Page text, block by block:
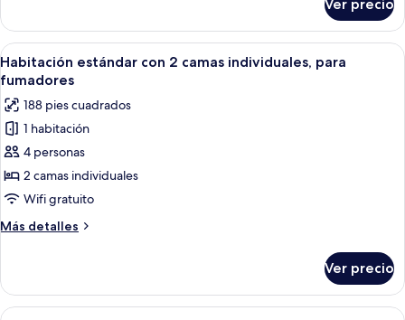
doble,
para
fumadores
Ver precio
Abrir
todas
las
fotos
de
Habitación
estándar
con
2
camas
para
fumadores
Habitación de hotel con dos camas,
9
Habitación estándar con 2 camas individuales, para
fumadores
188 pies cuadrados
1 habitación
4 personas
2 camas individuales
Wifi gratuito
Más detalles
Más
estándar
con
Ver precio
Habitación de hotel con dos camas,